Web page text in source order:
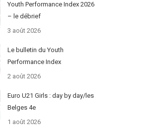
Youth Performance Index 2026
– le débrief
3 août 2026
Le bulletin du Youth
Performance Index
2 août 2026
Euro U21 Girls : day by day/les
Belges 4e
1 août 2026